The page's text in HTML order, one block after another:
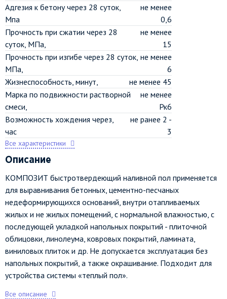
Адгезия к бетону через 28 суток,
Мпа
не менее
0,6
Прочность при сжатии через 28
суток, МПа,
не менее
15
Прочность при изгибе через 28 суток,
МПа,
не менее
6
Жизнеспособность, минут,
не менее 45
Марка по подвижности растворной
смеси,
не менее
Рк6
Возможность хождения через,
час
не ранее 2 -
3
Все характеристики
Описание
КОМПОЗИТ быстротвердеющий наливной пол применяется
для выравнивания бетонных, цементно-песчаных
недеформирующихся оснований, внутри отапливаемых
жилых и не жилых помещений, с нормальной влажностью, с
последующей укладкой напольных покрытий - плиточной
облицовки, линолеума, ковровых покрытий, ламината,
виниловых плиток и др. Не допускается эксплуатация без
напольных покрытий, а также окрашивание. Подходит для
устройства системы «теплый пол».
Все описание